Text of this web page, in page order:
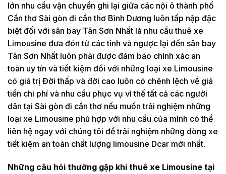
lớn nhu cầu vận chuyển ghi lại giữa các nội ô thành phố
Cần thơ Sài gòn đi cần thơ Bình Dương luôn tấp nập đặc
biệt đối với sân bay Tân Sơn Nhất là nhu cầu thuê xe
Limousine đưa đón từ các tỉnh và ngược lại đến sân bay
Tân Sơn Nhất luôn phải được đảm bảo chính xác an
toàn uy tín và tiết kiệm đối với những loại xe Limousine
có giá trị Đời thấp và đời cao luôn có chênh lệch về giá
tiền chi phí và nhu cầu phục vụ vì thế tất cả các người
dân tại Sài gòn đi cần thơ nếu muốn trải nghiệm những
loại xe Limousine phù hợp với nhu cầu của mình có thể
liên hệ ngay với chúng tôi để trải nghiệm những dòng xe
tiết kiệm an toàn chất lượng limousine Dcar mới nhất.
Những câu hỏi thường gặp khi thuê xe Limousine tại